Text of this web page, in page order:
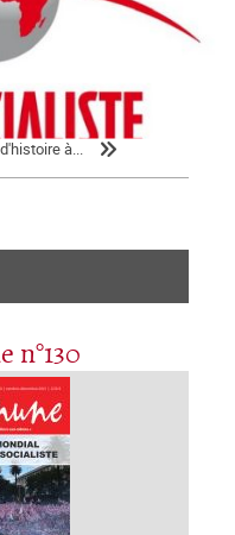
n°130
nous condamnons
vendredi 16 octobre
à...